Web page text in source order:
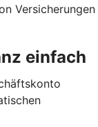
Versicherungen
einfach